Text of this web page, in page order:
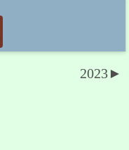
2023►